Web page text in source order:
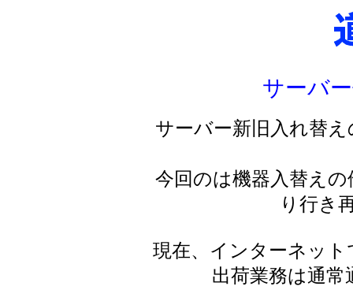
サーバ
サーバー新旧入れ替
今回のは機器入替え
り行き
現在、インターネッ
出荷業務は通